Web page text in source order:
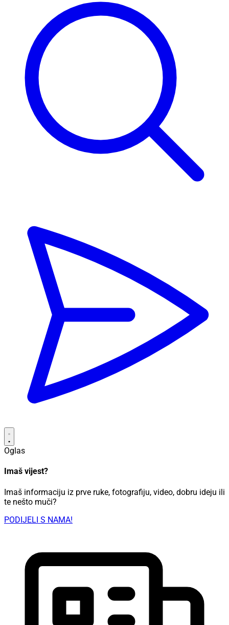
Oglas
Imaš vijest?
Imaš informaciju iz prve ruke, fotografiju, video, dobru ideju ili
te nešto muči?
PODIJELI S NAMA!